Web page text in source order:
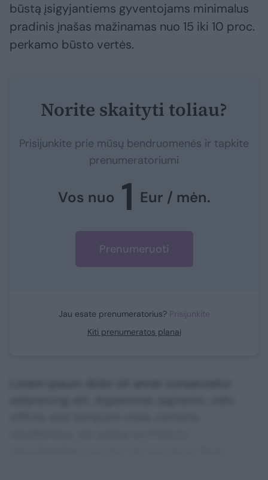
būstą įsigyjantiems gyventojams minimalus
pradinis įnašas mažinamas nuo 15 iki 10 proc.
perkamo būsto vertės.
Norite skaityti toliau?
Prisijunkite prie mūsų bendruomenės ir tapkite
prenumeratoriumi
Vos nuo 1 Eur / mėn.
Prenumeruoti
Jau esate prenumeratorius? Prisijunkite
Kiti prenumeratos planai